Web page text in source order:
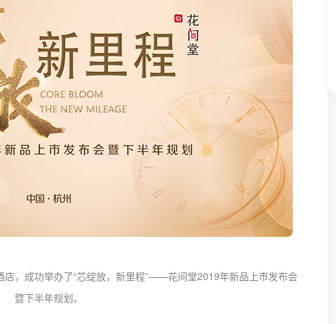
，成功举办了“芯绽放，新里程”——花间堂2019年新品上市发布会
暨下半年规划。